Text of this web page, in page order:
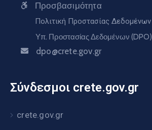
Προσβασιμότητα
Πολιτική Προστασίας Δεδομένων
Υπ. Προστασίας Δεδομένων (DPO)
dpo@crete.gov.gr
Σύνδεσμοι crete.gov.gr
crete.gov.gr